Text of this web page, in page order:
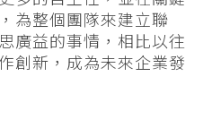
為整個團隊來建立聯
廣益的事情，相比以往
創新，成為未來企業發